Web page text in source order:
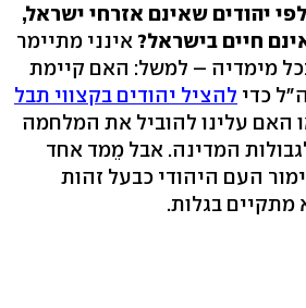
יהודים שאינם אזרחי ישראל,
חיים בישראל? אינני מתיימר
מימדיה – למשל: האם קיימת
כדי להציל יהודים בקצווי תבל
האם עלינו להוביל את המלחמה
המדינה. אבל מֵמד אחד
העם היהודי כבעל זהות
בגלות.